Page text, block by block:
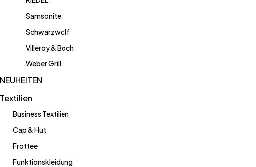
Samsonite
Schwarzwolf
Villeroy & Boch
Weber Grill
NEUHEITEN
Textilien
Business Textilien
Cap & Hut
Frottee
Funktionskleidung